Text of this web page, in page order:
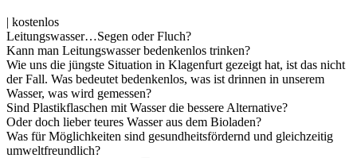
| kostenlos
Leitungswasser…Segen oder Fluch?
Kann man Leitungswasser bedenkenlos trinken?
Wie uns die jüngste Situation in Klagenfurt gezeigt hat, ist das nicht
der Fall. Was bedeutet bedenkenlos, was ist drinnen in unserem
Wasser, was wird gemessen?
Sind Plastikflaschen mit Wasser die bessere Alternative?
Oder doch lieber teures Wasser aus dem Bioladen?
Was für Möglichkeiten sind gesundheitsfördernd und gleichzeitig
umweltfreundlich?